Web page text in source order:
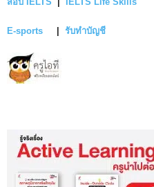
E-sports รับทำบัญชี